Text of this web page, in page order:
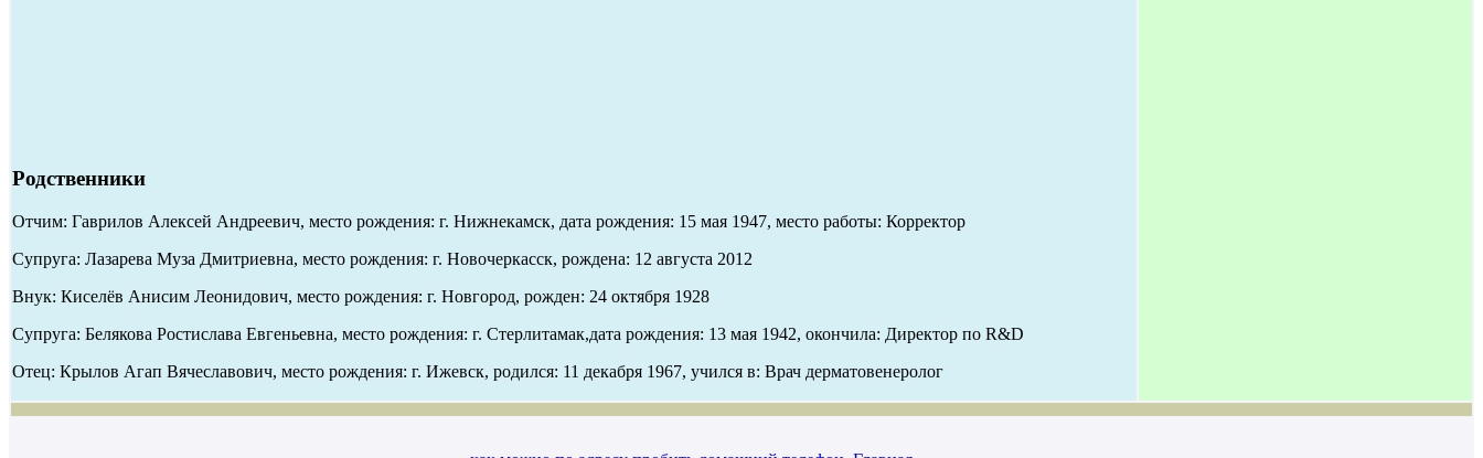
Родственники
Отчим: Гаврилов Алексей Андреевич, место рождения: г. Нижнекамск, дата рождения: 15 мая 1947, место работы: Корректор
Супруга: Лазарева Муза Дмитриевна, место рождения: г. Новочеркасск, рождена: 12 августа 2012
Внук: Киселёв Анисим Леонидович, место рождения: г. Новгород, рожден: 24 октября 1928
Супруга: Белякова Ростислава Евгеньевна, место рождения: г. Стерлитамак,дата рождения: 13 мая 1942, окончила: Директор по R&D
Отец: Крылов Агап Вячеславович, место рождения: г. Ижевск, родился: 11 декабря 1967, учился в: Врач дерматовенеролог